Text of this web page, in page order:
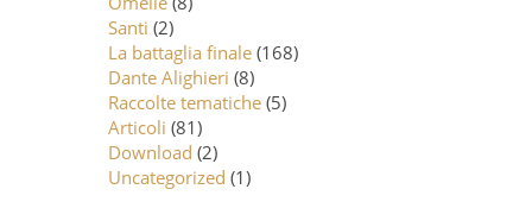
Santi (2)
La battaglia finale (168)
Dante Alighieri (8)
Raccolte tematiche (5)
Articoli (81)
Download (2)
Uncategorized (1)